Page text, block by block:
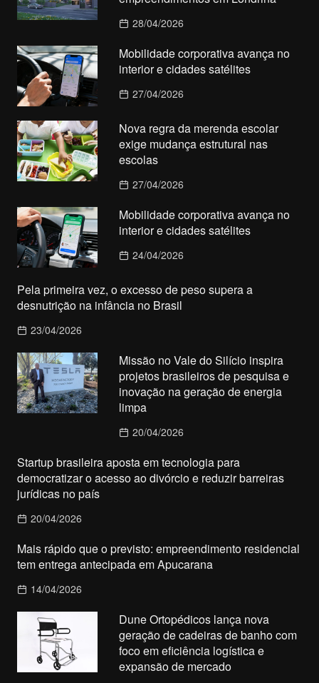
28/04/2026
Mobilidade corporativa avança no
interior e cidades satélites
27/04/2026
Nova regra da merenda escolar
exige mudança estrutural nas
escolas
27/04/2026
Mobilidade corporativa avança no
interior e cidades satélites
24/04/2026
Pela primeira vez, o excesso de peso supera a
desnutrição na infância no Brasil
23/04/2026
Missão no Vale do Silício inspira
projetos brasileiros de pesquisa e
inovação na geração de energia
limpa
20/04/2026
Startup brasileira aposta em tecnologia para
democratizar o acesso ao divórcio e reduzir barreiras
jurídicas no país
20/04/2026
Mais rápido que o previsto: empreendimento residencial
tem entrega antecipada em Apucarana
14/04/2026
Dune Ortopédicos lança nova
geração de cadeiras de banho com
foco em eficiência logística e
expansão de mercado